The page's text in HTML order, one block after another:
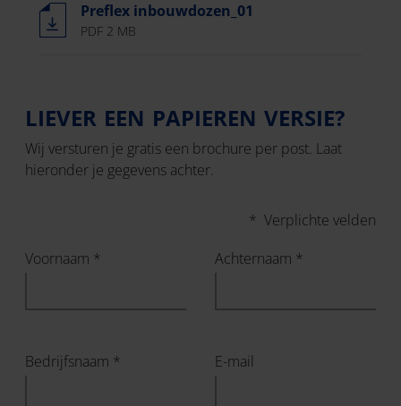
Preflex inbouwdozen_01
PDF 2 MB
LIEVER EEN PAPIEREN VERSIE?
Wij versturen je gratis een brochure per post. Laat
hieronder je gegevens achter.
* Verplichte velden
Voornaam *
Achternaam *
Bedrijfsnaam * E-mail